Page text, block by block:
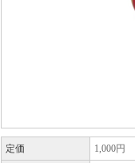
定価 1,000円